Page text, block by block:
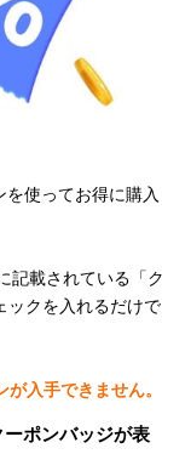
使ってお得に購入
記載されている「ク
ックを入れるだけで
入手できません。
ポンバッジが表